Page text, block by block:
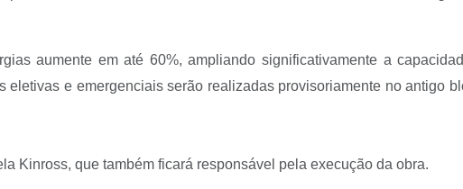
aumente em até 60%, ampliando significativamente a
e emergenciais serão realizadas provisoriamente no antigo
Kinross, que também ficará responsável pela execução da obra.